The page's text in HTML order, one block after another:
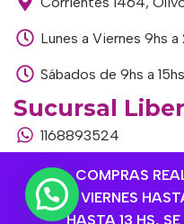
COMPRAS
VIERNES
HASTA 13 HS,
Lunes a Viernes 9hs a
Sábados de 9hs a 15hs
Sucursal
1168893524
Av. del Libertador
Buenos Aires